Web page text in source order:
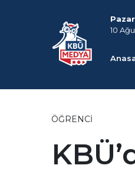
10
ÖĞRENCI